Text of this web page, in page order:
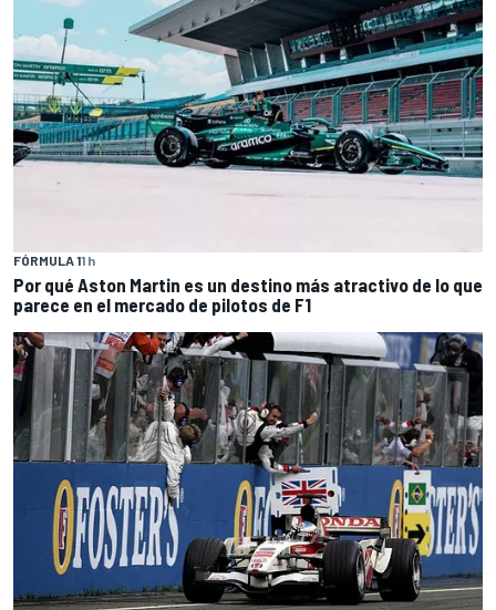
FÓRMULA 11 h
Por qué Aston Martin es un destino más atractivo de lo que
parece en el mercado de pilotos de F1